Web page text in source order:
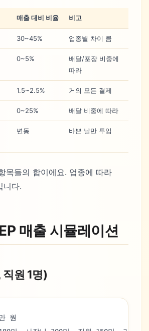
매출 대비 비율 비고
30~45% 업종별 차이 큼
0~5%
배달/포장 비중에
따라
1.5~2.5% 거의 모든 결제
0~25% 배달 비중에 따라
변동 바쁜 날만 투입
목들의 합이에요. 업종에 따라
니다.
매출 시뮬레이션
원 1명)
원